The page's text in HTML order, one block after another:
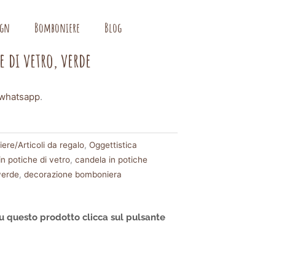
Bomboniere Blog
di vetro, verde
.
Articoli da regalo,Oggettistica
potiche di vetro,candela in potiche
,decorazione bomboniera
questo prodotto clicca sul pulsante